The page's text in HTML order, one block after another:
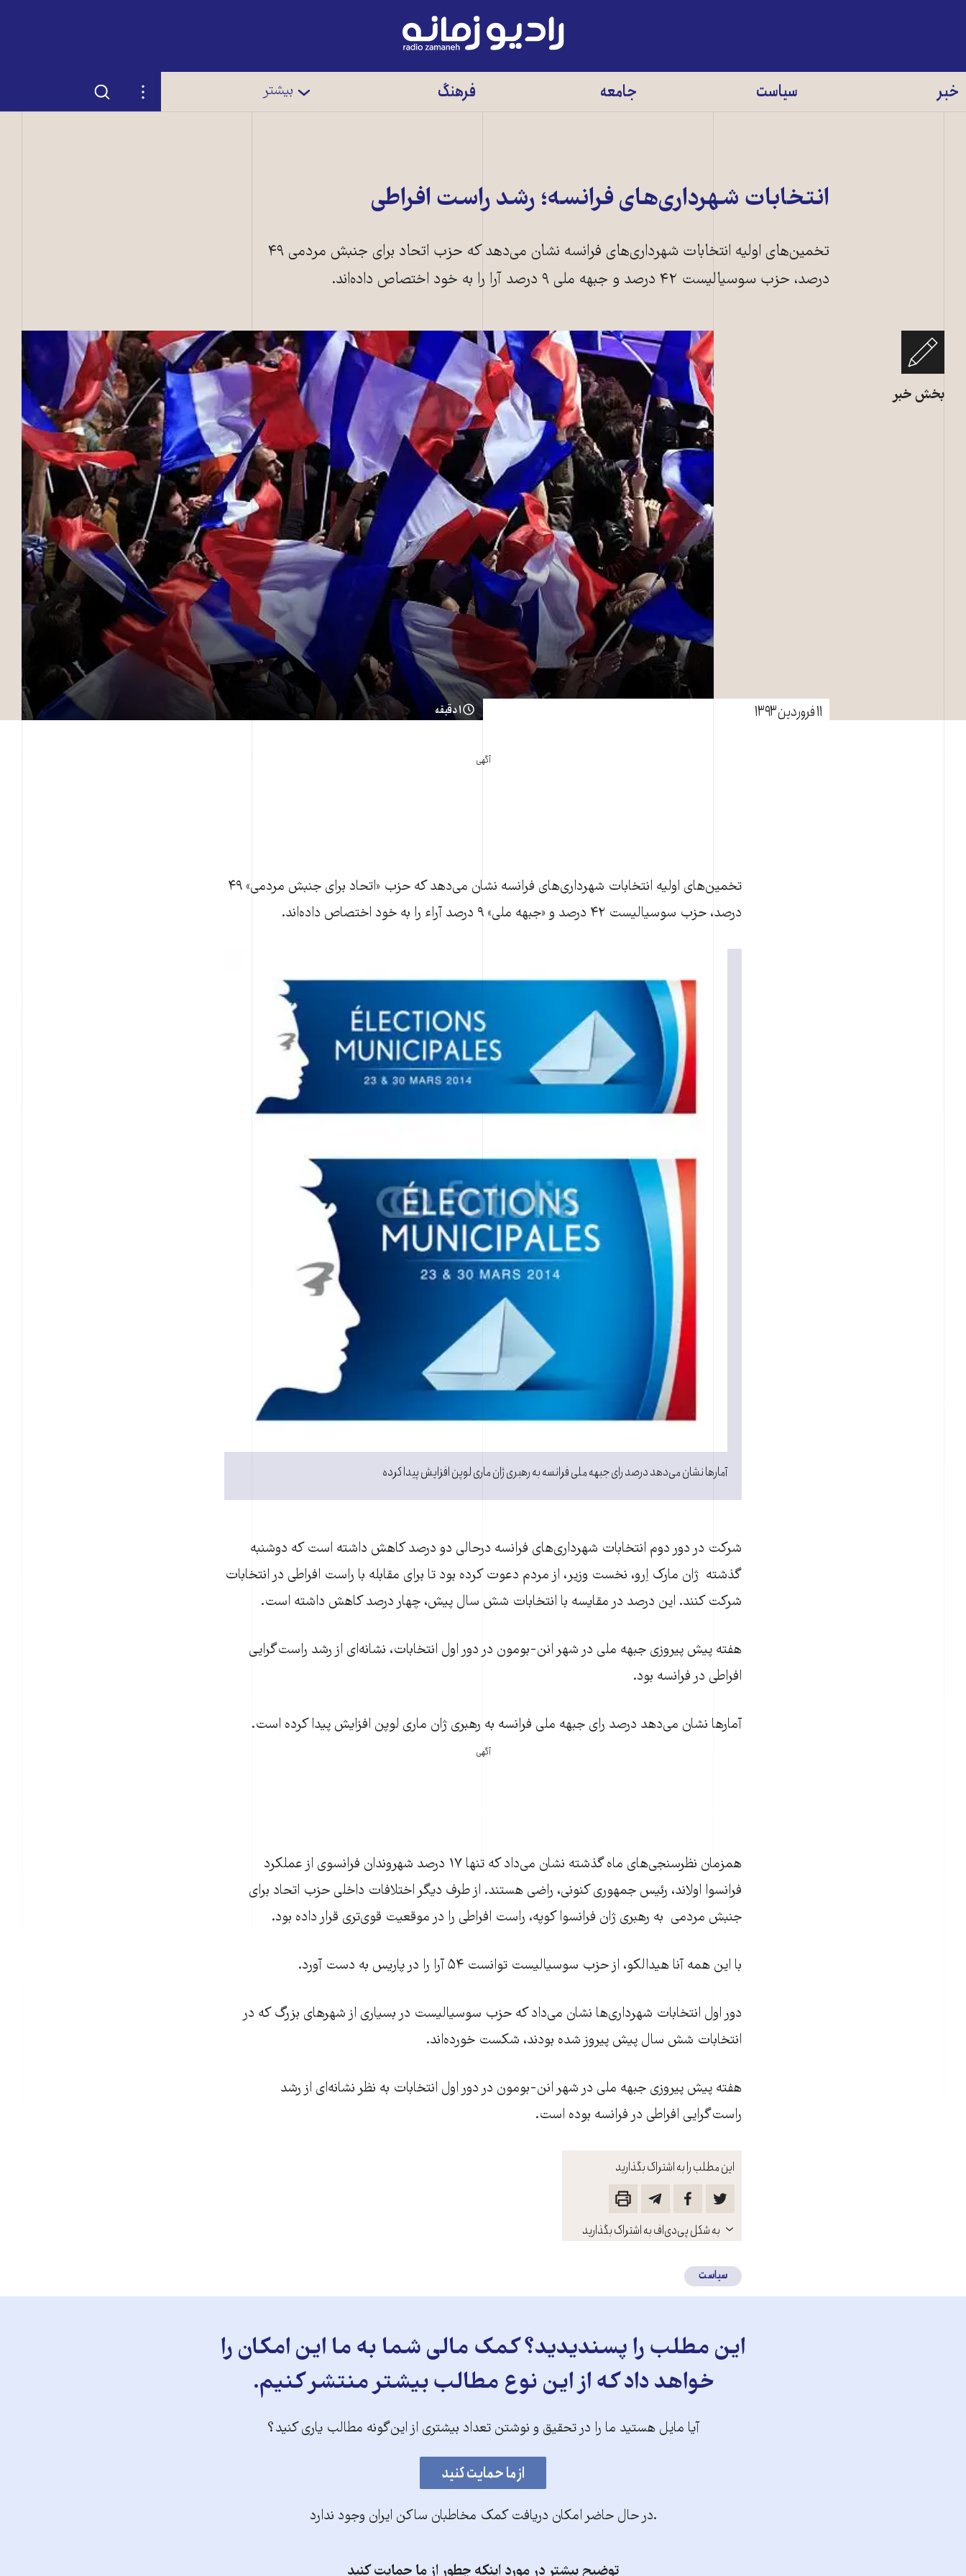
رادیو
زمانه
خبر سیاست جامعه فرهنگ بیشتر تنظیمات جستجو
انتخابات شهرداری‌های فرانسه؛ رشد راست افراطی
تخمین‌های اولیه انتخابات شهرداری‌های فرانسه نشان می‌دهد که حزب اتحاد برای جنبش مردمی ۴۹
درصد،‌ حزب سوسياليست ۴۲ درصد و جبهه ملی ۹ درصد آرا را به خود اختصاص داده‌اند.
بخش خبر
۱۱ فروردین ۱۳۹۳ ۱ دقیقه
آگهی
این مطلب را به اشتراک بگذارید
باز
کنید
به شکل پی‌دی‌اف به اشتراک بگذارید
تخمین‌های اولیه انتخابات شهرداری‌های فرانسه نشان می‌دهد که حزب «اتحاد برای جنبش مردمی» ۴۹
درصد،‌ حزب سوسياليست ۴۲ درصد و «جبهه ملی» ۹ درصد آراء را به خود اختصاص داده‌اند.
آمارها نشان می‌دهد درصد رای جبهه ملی فرانسه به رهبری ژان ماری لوپن افزايش پيدا کرده
شرکت در دور دوم انتخابات شهرداری‌های فرانسه درحالی دو درصد کاهش داشته است که دوشنبه
گذشته ژان مارک اِرو، نخست وزير، از مردم دعوت کرده بود تا برای مقابله با راست افراطی در انتخابات
شرکت کنند. اين درصد در مقايسه با انتخابات شش سال پيش، چهار درصد کاهش داشته است.
هفته پیش پيروزی جبهه ملی در شهر انن-بومون در دور اول انتخابات، نشانه‌ای از رشد راست‌گرايی
افراطی در فرانسه بود.
آمارها نشان می‌دهد درصد رای جبهه ملی فرانسه به رهبری ژان ماری لوپن افزايش پيدا کرده است.
آگهی
همزمان نظرسنجی‌های ماه گذشته نشان می‌داد که تنها ۱۷ درصد شهروندان فرانسوی از عملکرد
فرانسوا اولاند، رئیس جمهوری کنونی، راضی هستند. از طرف ديگر اختلافات داخلی حزب اتحاد برای
جنبش مردمی به رهبری ژان فرانسوا کوپه، راست افراطی را در موقعيت قوی‌تری قرار داده بود.
با این همه آنا هیدالکو، از حزب سوسیالیست توانست ۵۴ آرا را در پاریس به دست آورد.
دور اول انتخابات شهرداری‌ها نشان می‌داد که حزب سوسيالیست در بسیاری از شهرهای بزرگ که در
انتخابات شش سال پيش پيروز شده بودند، شکست خورده‌اند.
هفته پيش پيروزی جبهه ملی در شهر انن-بومون در دور اول انتخابات به نظر نشانه‌ای از رشد
راست‌گرايی افراطی در فرانسه بوده است.
سیاست
این مطلب را پسندیدید؟ کمک مالی شما به ما این امکان را
خواهد داد که از این نوع مطالب بیشتر منتشر کنیم.
آیا مایل هستید ما را در تحقیق و نوشتن تعداد بیشتری از این‌گونه مطالب یاری کنید؟
.در حال حاضر امکان دریافت کمک مخاطبان ساکن ایران وجود ندارد
توضیح بیشتر در مورد اینکه چطور از ما حمایت کنید